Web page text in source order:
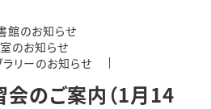
館のお知らせ
のお知らせ
リーのお知らせ
のご案内（1月14